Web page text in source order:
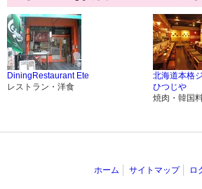
DiningRestaurant Ete
レストラン・洋食
北海道本格
ひつじや
焼肉・韓国
ホーム サイトマップ ロ